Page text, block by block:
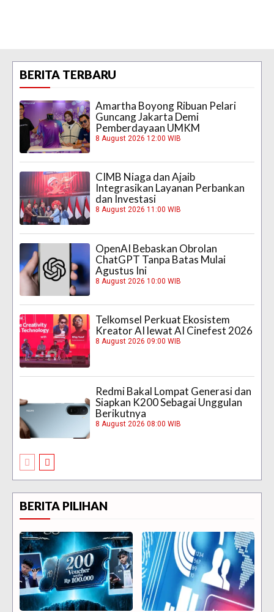
BERITA TERBARU
Amartha Boyong Ribuan Pelari
Guncang Jakarta Demi
Pemberdayaan UMKM
8 August 2026 12:00 WIB
CIMB Niaga dan Ajaib
Integrasikan Layanan Perbankan
dan Investasi
8 August 2026 11:00 WIB
OpenAI Bebaskan Obrolan
ChatGPT Tanpa Batas Mulai
Agustus Ini
8 August 2026 10:00 WIB
Telkomsel Perkuat Ekosistem
Kreator AI lewat AI Cinefest 2026
8 August 2026 09:00 WIB
Redmi Bakal Lompat Generasi dan
Siapkan K200 Sebagai Unggulan
Berikutnya
8 August 2026 08:00 WIB
BERITA PILIHAN